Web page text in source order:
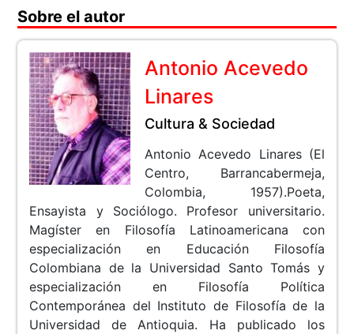
Sobre el autor
Antonio Acevedo
Linares
Cultura & Sociedad
Antonio Acevedo Linares (El
Centro, Barrancabermeja,
Colombia, 1957).Poeta,
Ensayista y Sociólogo. Profesor universitario.
Magíster en Filosofía Latinoamericana con
especialización en Educación Filosofía
Colombiana de la Universidad Santo Tomás y
especialización en Filosofía Política
Contemporánea del Instituto de Filosofía de la
Universidad de Antioquia. Ha publicado los